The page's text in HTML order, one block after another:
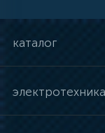
каталог
электротехника